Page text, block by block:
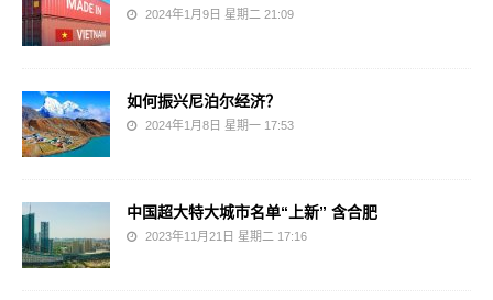
2024年1月9日 星期二 21:09
如何振兴尼泊尔经济？
2024年1月8日 星期一 17:53
中国超大特大城市名单“上新” 含合肥
2023年11月21日 星期二 17:16